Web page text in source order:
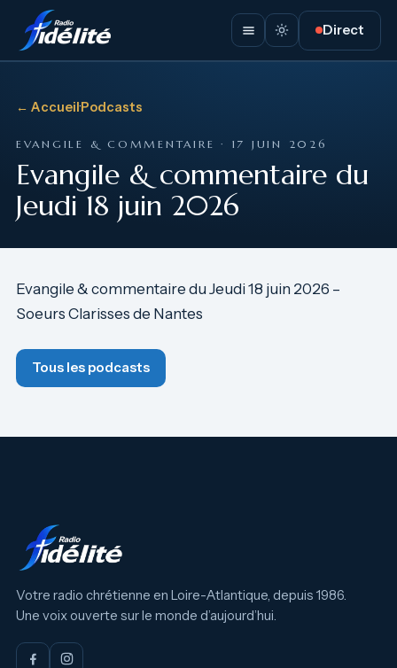
Direct
← Accueil·Podcasts
EVANGILE & COMMENTAIRE · 17 JUIN 2026
Evangile & commentaire du
Jeudi 18 juin 2026
Evangile & commentaire du Jeudi 18 juin 2026 –
Soeurs Clarisses de Nantes
Tous les podcasts
Votre radio chrétienne en Loire-Atlantique, depuis 1986.
Une voix ouverte sur le monde d’aujourd’hui.